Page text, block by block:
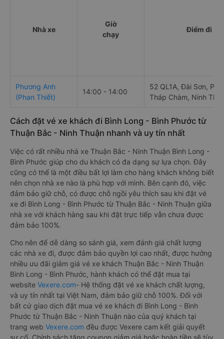
Nhà xe
Giờ
chạy
Điểm đi
Phương Anh
(Phan Thiết)
14:00 - 14:00
52 QL1A, Đài Sơn,
Tháp Chàm, Ninh
Cách đặt vé xe khách đi Bình Long - Bình Phước từ
Thuận Bắc - Ninh Thuận nhanh và uy tín nhất
Việc có rất nhiều nhà xe Thuận Bắc - Ninh Thuận Bình Long -
Bình Phước giúp cho du khách có đa dạng sự lựa chọn. Đây
cũng có thể là một điều bất lợi làm cho hàng khách không biết
nên chọn nhà xe nào là phù hợp với mình. Bên cạnh đó, việc
đảm bảo giữ chỗ, có được chỗ ngồi yêu thích sau khi đặt vé
xe đi Bình Long - Bình Phước từ Thuận Bắc - Ninh Thuận giữa
nhà xe với khách hàng sau khi đặt trực tiếp vẫn chưa được
đảm bảo 100%.
Cho nên để dễ dàng so sánh giá, xem đánh giá chất lượng
các nhà xe đi, được đảm bảo quyền lợi cao nhất, được hưởng
nhiều ưu đãi giảm giá vé xe khách Thuận Bắc - Ninh Thuận
Bình Long - Bình Phước, hành khách có thể đặt mua tại
website Vexere.com- Hệ thống đặt vé xe khách chất lượng,
và uy tín nhất tại Việt Nam, đảm bảo giữ chỗ 100%. Đối với
bất cứ giao dịch đặt mua vé xe khách đi Bình Long - Bình
Phước từ Thuận Bắc - Ninh Thuận nào của quý khách tại
trang web Vexere.com đều được Vexere cam kết giải quyết
sự cố. Chính sách tặng coupon giảm giá hoặc hoàn tiền sẽ tùy